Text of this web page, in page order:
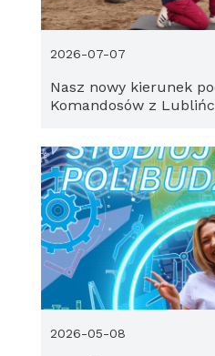
Nasz nowy kierunek
Komandosów z
2026-07-07
2026-05-08